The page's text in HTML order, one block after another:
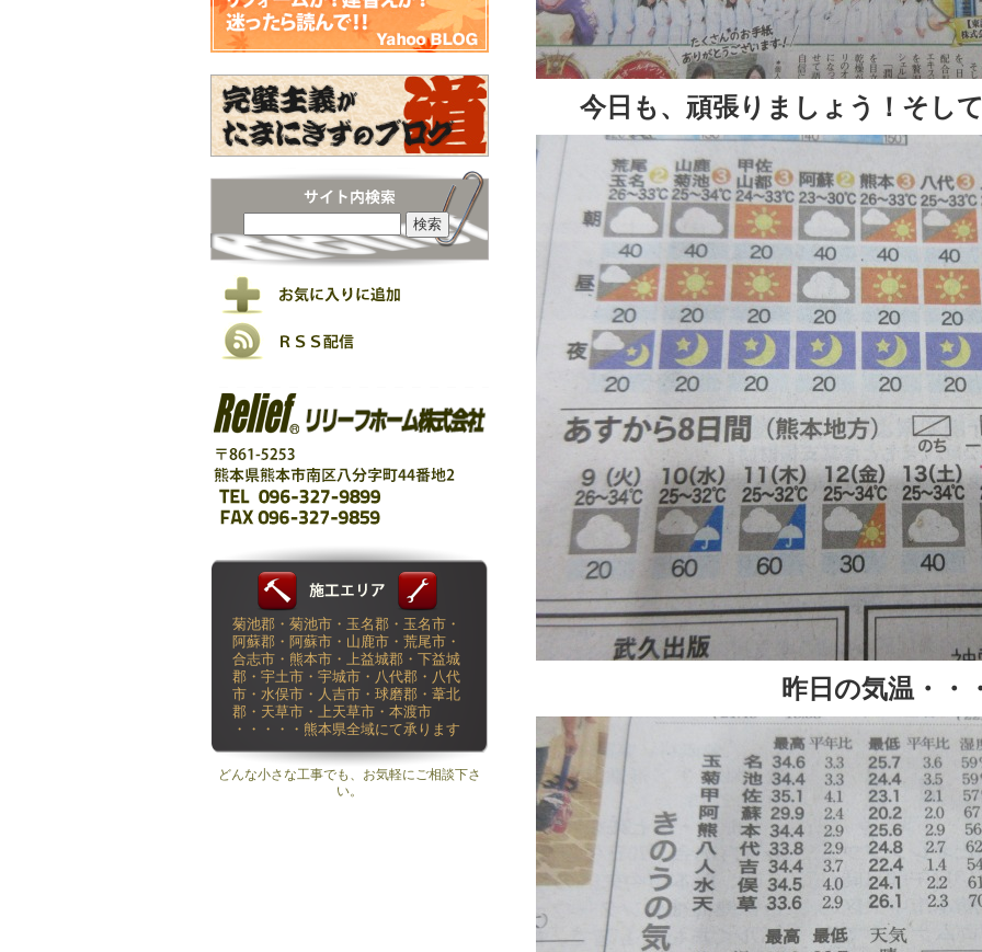
今日も、頑張りましょう！そし
昨日の気温・・
菊池郡・菊池市・玉名郡・玉名市・
阿蘇郡・阿蘇市・山鹿市・荒尾市・
合志市・熊本市・上益城郡・下益城
郡・宇土市・宇城市・八代郡・八代
市・水俣市・人吉市・球磨郡・葦北
郡・天草市・上天草市・本渡市
・・・・・熊本県全域にて承ります
どんな小さな工事でも、お気軽にご相談下さ
い。